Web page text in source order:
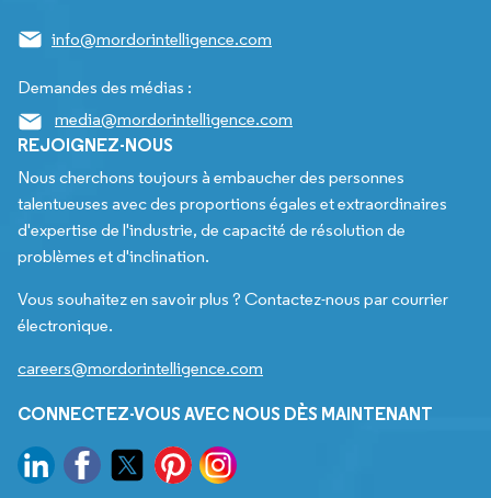
info@mordorintelligence.com
Demandes des médias :
media@mordorintelligence.com
REJOIGNEZ-NOUS
Nous cherchons toujours à embaucher des personnes
talentueuses avec des proportions égales et extraordinaires
d'expertise de l'industrie, de capacité de résolution de
problèmes et d'inclination.
Vous souhaitez en savoir plus ? Contactez-nous par courrier
électronique.
careers@mordorintelligence.com
CONNECTEZ-VOUS AVEC NOUS DÈS MAINTENANT